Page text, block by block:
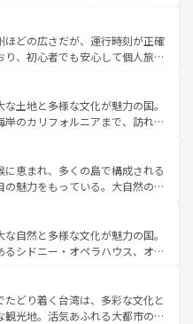
ぞれで全く異なる文化を体験で
お、新着のフランス情報はコンテンツ一覧
てほしい。 なお、新着の
一覧を参照してほしい。
る。また、優雅なアフタヌーン
たまらない英国パブ、サッカー観
できる体験も豊富。イギリスを旅
。
ほどの広さだが、運行時刻が正確
り、初心者でも安心して個人旅行
、スイスならではのユニークな
光だけでなく町歩きも満喫する
得が高いため物価も高いが、旅行
むこともできる。 なお、新
ンツ一覧 を参照してほしい。
土地と多様な文化が魅力の国。
岸のカリフォルニアまで、訪れる
、ショッピング、エンターテイ
的なスポットだ。一方、アメリカ
、グランドキャニオンやイエロー
、音楽と美食が融合した独特の
リカの各地域で異なる魅力を楽
と豊かな歴史を感じることができ
、新着のアメリカ
参照してほしい。
に恵まれ、多くの島で構成される
の魅力をもっている。大自然の神
、定番の観光地といえばオアフ
るならマウイ島やカウアイ島が
リーンに輝く海をはじめ、豊かな
る人々を迎えてくれるハワイの
フードやハワイアンミュージッ
など、すべてがハワイの魅力を彩
自然と多様な文化が魅力の国。
るシドニー・オペラハウス、オー
そびえるウルル（エアーズロッ
い原生林やケアンズの熱帯雨林な
。また、カフェやワイン、オージ
たどり着く台湾は、多彩な文化と
観光地。活気あふれる大都市の台